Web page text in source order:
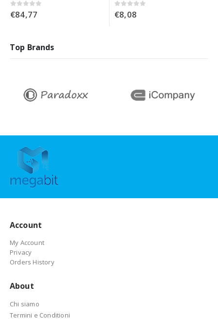
0Su 5
€84,77 0Su 5
€8,08
Top Brands
Account
My Account
Privacy
Orders History
About
Chi siamo
Termini e Conditioni